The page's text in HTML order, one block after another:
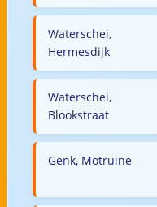
Waterschei,
Hermesdijk
Waterschei,
Blookstraat
Genk, Motruine